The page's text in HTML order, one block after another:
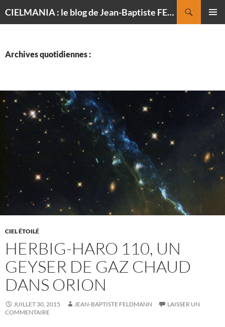
CIELMANIA : le blog de Jean-Baptiste FELDMANN, photographe du ciel
Archives quotidiennes :
CIEL ÉTOILÉ
HERBIG-HARO 110, UN
GEYSER DE GAZ CHAUD
DANS ORION
JUILLET 30, 2015 JEAN-BAPTISTE FELDMANN
LAISSER UN
COMMENTAIRE